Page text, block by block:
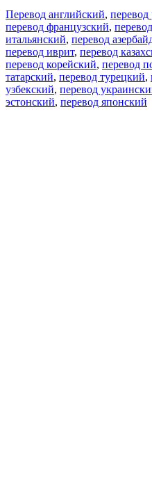
Перевод английский, перевод
перевод французский,
итальянский, перевод
перевод иврит, перевод
перевод корейский, перевод
татарский, перевод турецкий,
узбекский, перевод
эстонский, перевод японский